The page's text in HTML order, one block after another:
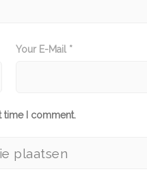
Your E-Mail *
time I comment.